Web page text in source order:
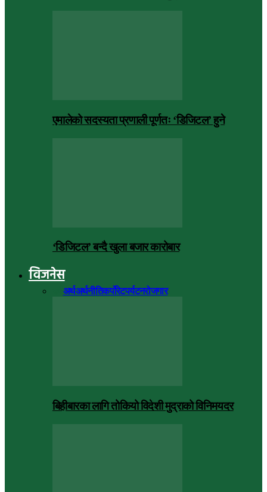
एमालेको सदस्यता प्रणाली पूर्णतः ‘डिजिटल’ हुने
‘डिजिटल’ बन्दै खुला बजार कारोबार
विजनेस
अर्थअर्थनीतिकर्पोरेटपर्यटनरोजगार
बिहीबारका लागि तोकियो विदेशी मुद्राको विनिमयदर